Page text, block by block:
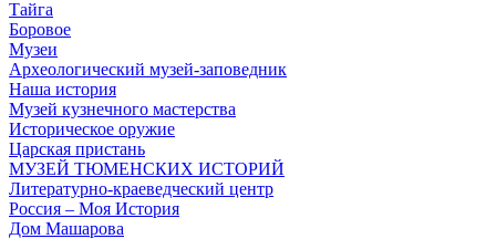
Тайга
Боровое
Музеи
Археологический музей-заповедник
Наша история
Музей кузнечного мастерства
Историческое оружие
Царская пристань
МУЗЕЙ ТЮМЕНСКИХ ИСТОРИЙ
Литературно-краеведческий центр
Россия – Моя История
Дом Машарова